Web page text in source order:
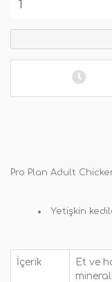
Pro Plan Adult
Yetişkin
İçerik
Et ve